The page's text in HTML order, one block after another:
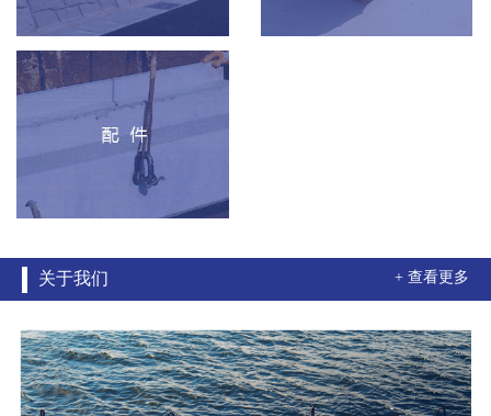
+ 查看更多
关于我们